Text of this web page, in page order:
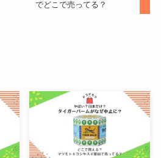
無印良品のこたつが販売終了？な
伊勢丹・百貨店・アウトレットに
ある？安く買う方法も調査！
でどこで売ってる？